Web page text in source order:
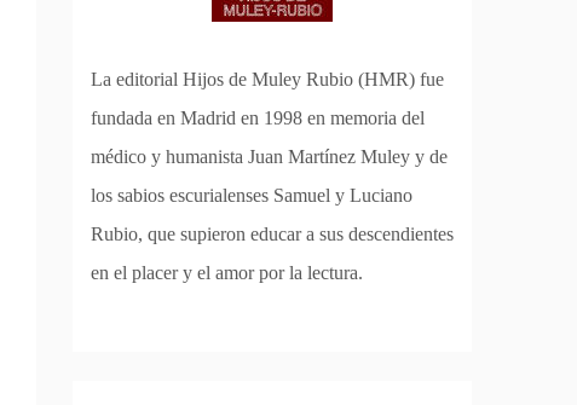
La editorial Hijos de Muley Rubio (HMR) fue
fundada en Madrid en 1998 en memoria del
médico y humanista Juan Martínez Muley y de
los sabios escurialenses Samuel y Luciano
Rubio, que supieron educar a sus descendientes
en el placer y el amor por la lectura.